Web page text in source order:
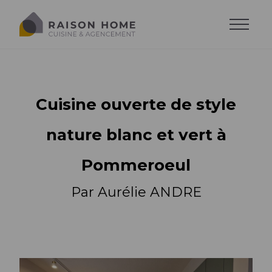
Toutes les cuisines
Accessoires
Salon sur-mesure
Cuisine ouverte de style
nature blanc et vert à
Pommeroeul
Par Aurélie ANDRE